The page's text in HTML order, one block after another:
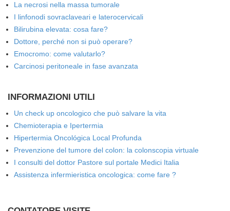
La necrosi nella massa tumorale
I linfonodi sovraclaveari e laterocervicali
Bilirubina elevata: cosa fare?
Dottore, perché non si può operare?
Emocromo: come valutarlo?
Carcinosi peritoneale in fase avanzata
INFORMAZIONI UTILI
Un check up oncologico che può salvare la vita
Chemioterapia e Ipertermia
Hipertermia Oncológica Local Profunda
Prevenzione del tumore del colon: la colonscopia virtuale
I consulti del dottor Pastore sul portale Medici Italia
Assistenza infermieristica oncologica: come fare ?